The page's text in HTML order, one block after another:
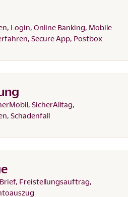
Login, Online Banking, Mobile
Secure App, Postbox
SicherAlltag,
Schadenfall
Freistellungsauftrag,